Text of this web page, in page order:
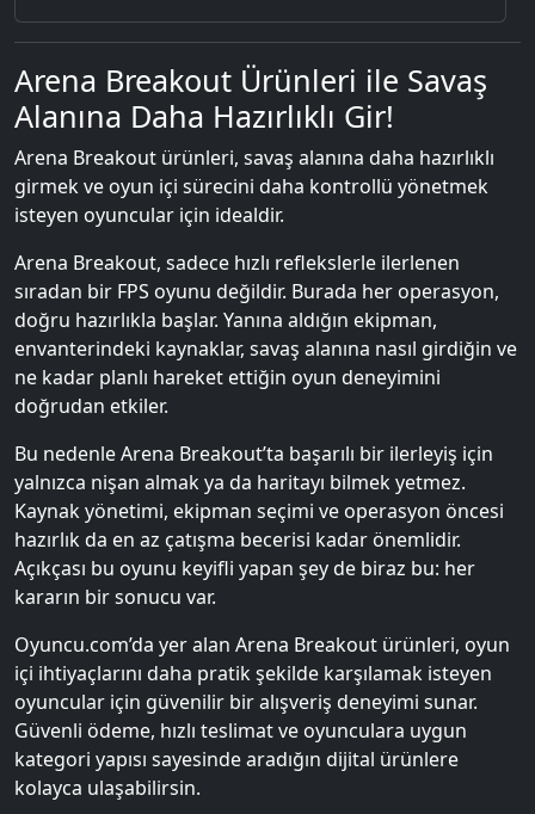
Arena Breakout Ürünleri ile Savaş
Alanına Daha Hazırlıklı Gir!
Arena Breakout ürünleri, savaş alanına daha hazırlıklı
girmek ve oyun içi sürecini daha kontrollü yönetmek
isteyen oyuncular için idealdir.
Arena Breakout, sadece hızlı reflekslerle ilerlenen
sıradan bir FPS oyunu değildir. Burada her operasyon,
doğru hazırlıkla başlar. Yanına aldığın ekipman,
envanterindeki kaynaklar, savaş alanına nasıl girdiğin ve
ne kadar planlı hareket ettiğin oyun deneyimini
doğrudan etkiler.
Bu nedenle Arena Breakout’ta başarılı bir ilerleyiş için
yalnızca nişan almak ya da haritayı bilmek yetmez.
Kaynak yönetimi, ekipman seçimi ve operasyon öncesi
hazırlık da en az çatışma becerisi kadar önemlidir.
Açıkçası bu oyunu keyifli yapan şey de biraz bu: her
kararın bir sonucu var.
Oyuncu.com’da yer alan Arena Breakout ürünleri, oyun
içi ihtiyaçlarını daha pratik şekilde karşılamak isteyen
oyuncular için güvenilir bir alışveriş deneyimi sunar.
Güvenli ödeme, hızlı teslimat ve oyunculara uygun
kategori yapısı sayesinde aradığın dijital ürünlere
kolayca ulaşabilirsin.